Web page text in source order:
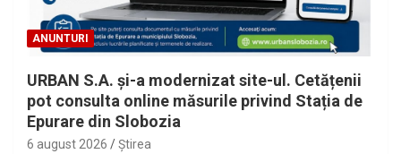
ANUNTURI
URBAN S.A. și-a modernizat site-ul. Cetățenii
pot consulta online măsurile privind Stația de
Epurare din Slobozia
6 august 2026 Ştirea